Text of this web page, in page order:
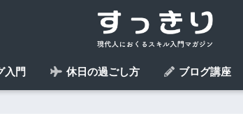
入門 休日の過ごし方 ブログ講座